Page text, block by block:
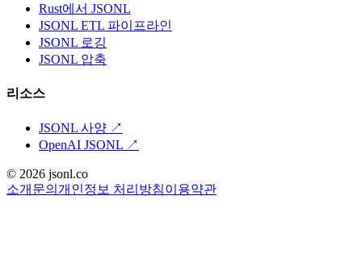
Rust에서 JSONL
JSONL ETL 파이프라인
JSONL 로깅
JSONL 압축
리소스
JSONL 사양 ↗
OpenAI JSONL ↗
© 2026 jsonl.co
소개 문의 개인정보 처리방침이용약관